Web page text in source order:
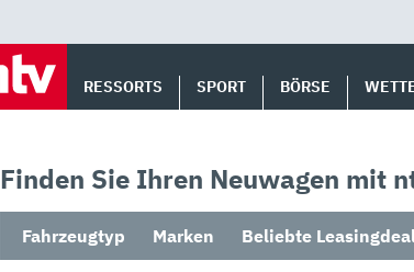
RESSORTS SPORT BÖRSE
Finden Sie Ihren Neuwagen mit
Fahrzeugtyp Marken Beliebte